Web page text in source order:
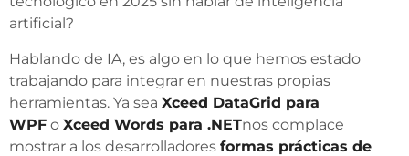
artificial?
Hablando de IA, es algo en lo que hemos estado
trabajando para integrar en nuestras propias
herramientas. Ya sea Xceed DataGrid para
WPF o Xceed Words para .NETnos complace
mostrar a los desarrolladores formas prácticas de